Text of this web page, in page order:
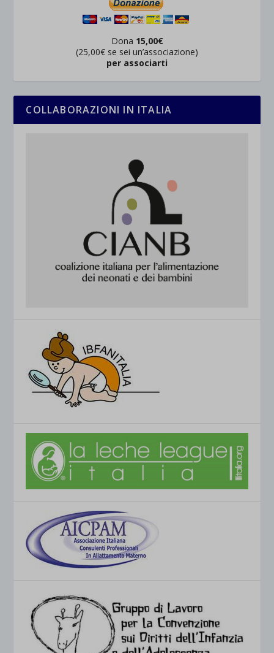
Dona 15,00€
(25,00€ se sei un’associazione)
per associarti
COLLABORAZIONI IN ITALIA